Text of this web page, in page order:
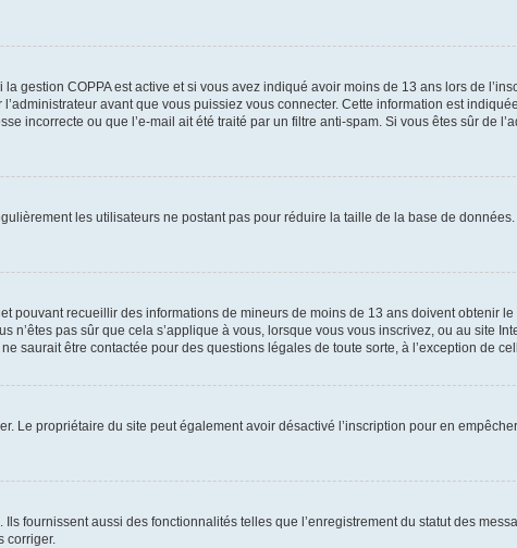
gestion COPPA est active et si vous avez indiqué avoir moins de 13 ans lors de
avant que vous puissiez vous connecter. Cette information est
incorrecte ou que l’e-mail ait été traité par un filtre anti-spam. Si vous êtes sûr de
les utilisateurs ne postant pas pour réduire la taille de la base de
pouvant recueillir des informations de mineurs de moins de 13 ans doivent obtenir
pas sûr que cela s’applique à vous, lorsque vous vous inscrivez, ou au site
saurait être contactée pour des questions légales de toute sorte, à l’exception de
Le propriétaire du site peut également avoir désactivé l’inscription pour en
fournissent aussi des fonctionnalités telles que l’enregistrement du statut des
corriger.